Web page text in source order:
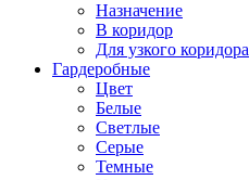
Назначение
В коридор
Для узкого коридора
Гардеробные
Цвет
Белые
Светлые
Серые
Темные